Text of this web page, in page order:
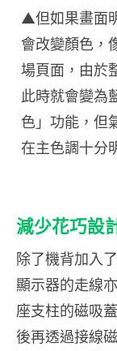
▲但如果畫面
會改變顏色，
場頁面，由於
此時就會變為
色」功能，但
在主色調十分
減少花巧設
除了機背加入
顯示器的走線
座支柱的磁吸
後再透過接線